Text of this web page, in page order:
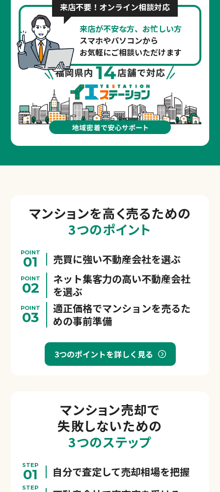
来店不要！オンライン相談対応
来店が不安な方、お忙しい方
スマホやパソコンから
お気軽にご相談いただけます
マンションを高く売るための
3つのポイント
POINT
01 売買に強い不動産会社を選ぶ
POINT
02
ネット集客力の高い不動産会社
を選ぶ
POINT
03
適正価格でマンションを売るた
めの事前準備
3つのポイントを詳しく見る
マンション売却で
失敗しないための
3つのステップ
STEP
01 自分で査定して売却相場を把握
STEP